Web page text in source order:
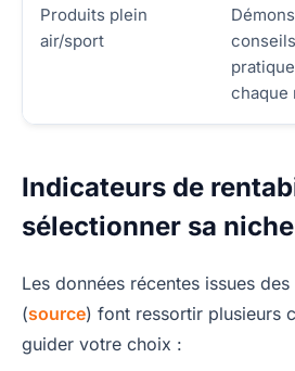
Produits plein
air/sport
conseils
chaque
Indicateurs de
sélectionner sa niche
Les données récentes issues
(source) font ressortir plusieurs
guider votre choix :